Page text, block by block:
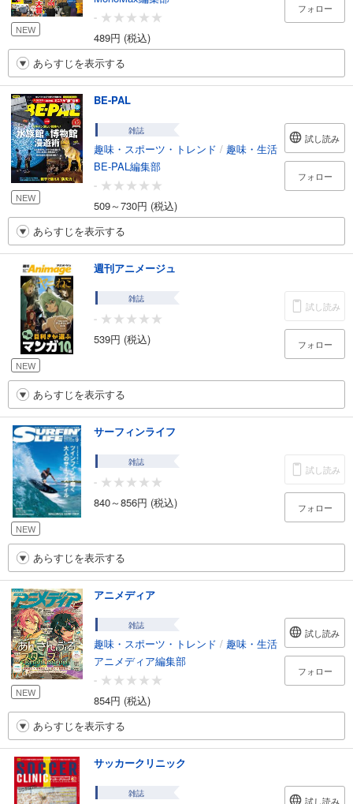
NEW
-
489円 (税込)
フォロー
あらすじを表示する
NEW
BE-PAL
雑誌
趣味・スポーツ・トレンド / 趣味・生活
BE-PAL編集部
-
509～730円 (税込)
試し読み
フォロー
あらすじを表示する
NEW
週刊アニメージュ
雑誌
-
539円 (税込)
試し読み
フォロー
あらすじを表示する
NEW
サーフィンライフ
雑誌
-
840～856円 (税込)
試し読み
フォロー
あらすじを表示する
NEW
アニメディア
雑誌
趣味・スポーツ・トレンド / 趣味・生活
アニメディア編集部
-
854円 (税込)
試し読み
フォロー
あらすじを表示する
サッカークリニック
雑誌
試し読み